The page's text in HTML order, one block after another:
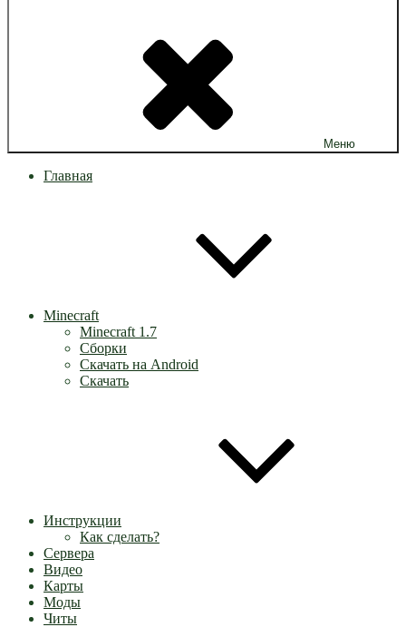
Меню
Главная
Minecraft
Minecraft 1.7
Сборки
Скачать на Android
Скачать
Инструкции
Как сделать?
Сервера
Видео
Карты
Моды
Читы